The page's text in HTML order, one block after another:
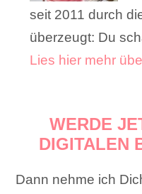
seit 2011 durch
überzeugt: Du
Lies hier mehr
WERDE
DIGITALEN
Dann nehme ich